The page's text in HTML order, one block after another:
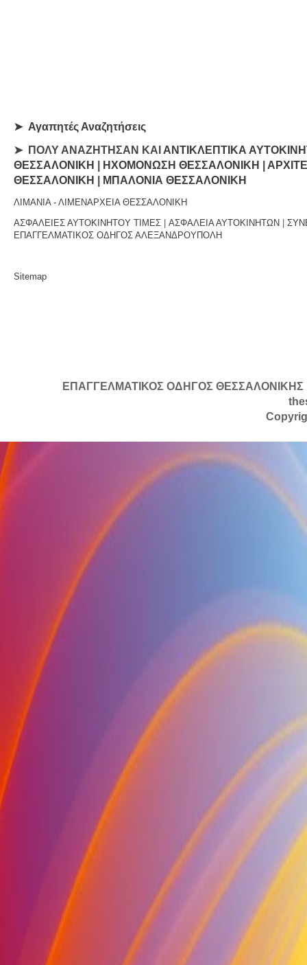
➤ Αγαπητές Αναζητήσεις
➤ ΠΟΛΥ ΑΝΑΖΗΤΗΣΑΝ ΚΑΙ ΑΝΤΙΚΛΕΠΤΙΚΑ
ΘΕΣΣΑΛΟΝΙΚΗ
ΗΧΟΜΟΝΩΣΗ ΘΕΣΣΑΛΟΝΙΚΗ
ΘΕΣΣΑΛΟΝΙΚΗ
ΜΠΑΛΟΝΙΑ ΘΕΣΣΑΛΟΝΙΚΗ
ΛΙΜΑΝΙΑ - ΛΙΜΕΝΑΡΧΕΙΑ ΘΕΣΣΑΛΟΝΙΚΗ
ΑΣΦΑΛΕΙΕΣ ΑΥΤΟΚΙΝΗΤΟΥ ΤΙΜΕΣ
ΑΣΦΑΛΕΙΑ ΑΥΤΟΚΙΝΗΤΩΝ
ΕΠΑΓΓΕΛΜΑΤΙΚΟΣ ΟΔΗΓΟΣ ΑΛΕΞΑΝΔΡΟΥΠΟΛΗ
Sitemap
ΕΠΑΓΓΕΛΜΑΤΙΚΟΣ ΟΔΗΓΟΣ ΘΕΣΣΑΛΟΝΙΚΗΣ